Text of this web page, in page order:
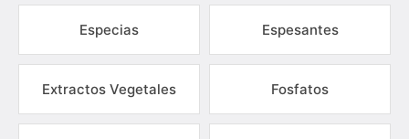
Especias Espesantes
Extractos Vegetales Fosfatos